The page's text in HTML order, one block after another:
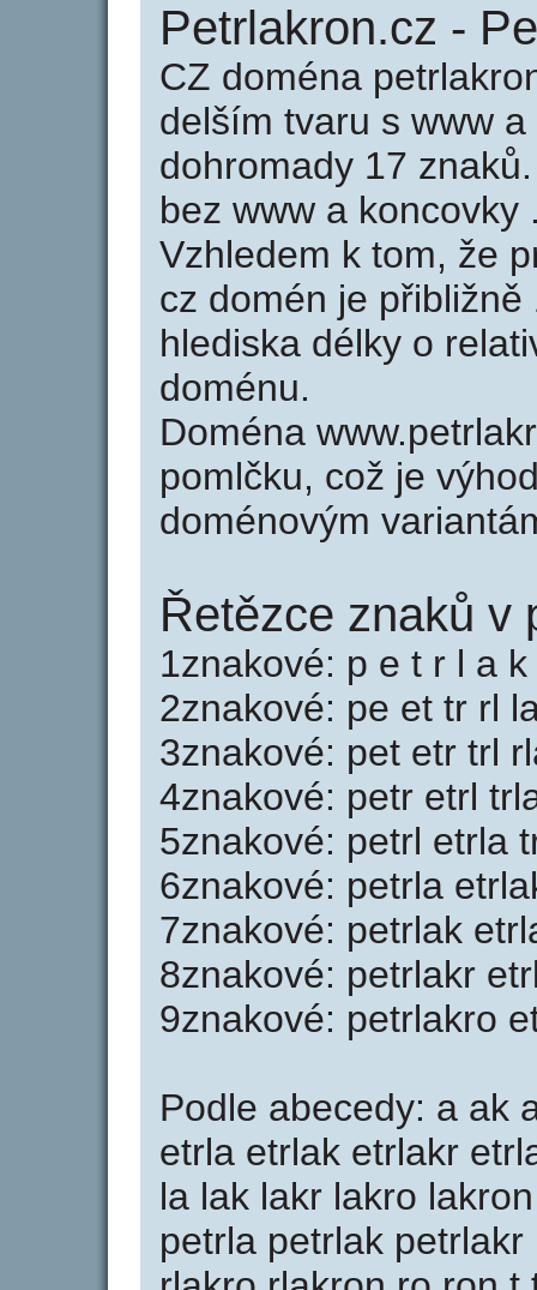
Petrlakron.cz -
CZ doména
delším tvaru s www
dohromady 17
bez www a
Vzhledem k tom, že
cz domén je
hlediska délky o
doménu.
Doména
pomlčku, což je
doménovým
Řetězce znaků v
1znakové: p e t r l a
2znakové: pe et tr rl
3znakové: pet etr trl
4znakové: petr etrl
5znakové: petrl etrla
6znakové: petrla
7znakové: petrlak
8znakové: petrlakr
9znakové: petrlakro
Podle abecedy: a ak
etrla etrlak etrlakr
la lak lakr lakro
petrla petrlak